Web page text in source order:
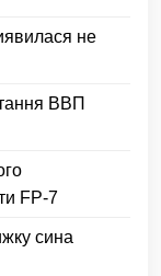
не
ВВП
FP-7
сина